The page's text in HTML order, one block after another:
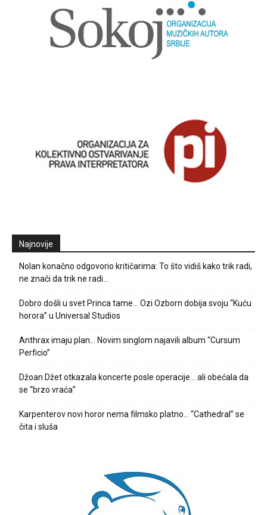
Najnovije
Nolan konačno odgovorio kritičarima: To što vidiš kako trik radi,
ne znači da trik ne radi…
Dobro došli u svet Princa tame… Ozi Ozborn dobija svoju “Kuću
horora” u Universal Studios
Anthrax imaju plan… Novim singlom najavili album “Cursum
Perficio”
Džoan Džet otkazala koncerte posle operacije… ali obećala da
se “brzo vraća”
Karpenterov novi horor nema filmsko platno… “Cathedral” se
čita i sluša